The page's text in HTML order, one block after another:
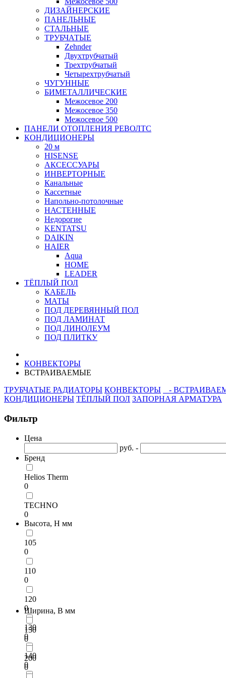
ДИЗАЙНЕРСКИЕ
ПАНЕЛЬНЫЕ
СТАЛЬНЫЕ
ТРУБЧАТЫЕ
Zehnder
Двухтрубчатый
Трехтрубчатый
Четырехтрубчатый
ЧУГУННЫЕ
БИМЕТАЛЛИЧЕСКИЕ
Межосевое 200
Межосевое 350
Межосевое 500
ПАНЕЛИ ОТОПЛЕНИЯ РЕВОЛТС
КОНДИЦИОНЕРЫ
20 м
HISENSE
АКСЕССУАРЫ
ИНВЕРТОРНЫЕ
Канальные
Кассетные
Напольно-потолочные
НАСТЕННЫЕ
Недорогие
KENTATSU
DAIKIN
HAIER
Aqua
HOME
LEADER
ТЁПЛЫЙ ПОЛ
КАБЕЛЬ
МАТЫ
ПОД ДЕРЕВЯННЫЙ ПОЛ
ПОД ЛАМИНАТ
ПОД ЛИНОЛЕУМ
ПОД ПЛИТКУ
КОНВЕКТОРЫ
ВСТРАИВАЕМЫЕ
ТРУБЧАТЫЕ РАДИАТОРЫ КОНВЕКТОРЫ -
КОНДИЦИОНЕРЫ ТЁПЛЫЙ ПОЛ ЗАПОРНАЯ АРМАТУРА
Фильтр
Цена
руб. -
Бренд
Helios Therm
0
TECHNO
0
Высота, H мм
105
0
110
0
120
0
130
0
140
0
Ширина, B мм
150
0
200
0